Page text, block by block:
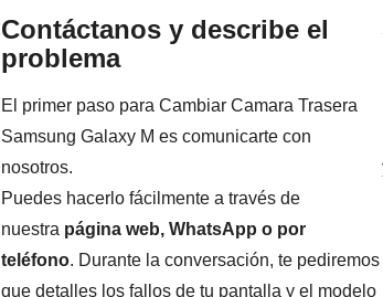
Contáctanos y describe el
problema
El primer paso para Cambiar Camara Trasera
Samsung Galaxy M es comunicarte con
nosotros.
Puedes hacerlo fácilmente a través de
nuestra página web, WhatsApp o por
teléfono. Durante la conversación, te pediremos
que detalles los fallos de tu pantalla y el modelo